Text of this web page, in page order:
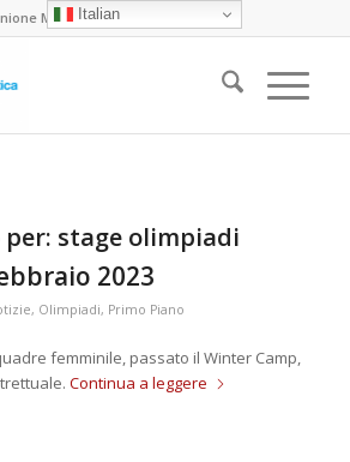
Matematica Italiana
stage olimpiadi
2023
, Olimpiadi, Primo Piano
femminile, passato il Winter Camp,
Continua a leggere
Italian